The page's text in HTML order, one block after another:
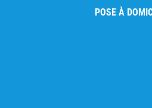
POSE À